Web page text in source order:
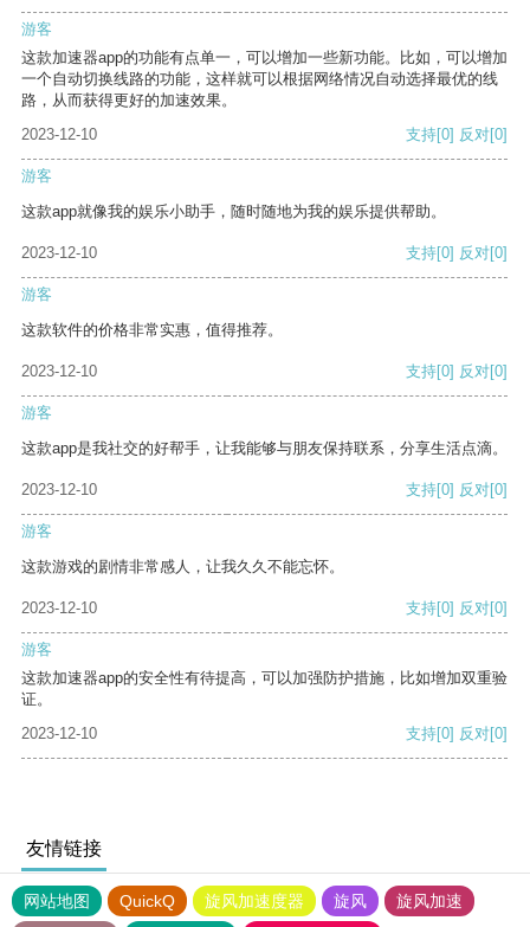
游客
这款加速器app的功能有点单一，可以增加一些新功能。比如，可以增加
一个自动切换线路的功能，这样就可以根据网络情况自动选择最优的线
路，从而获得更好的加速效果。
2023-12-10
支持[0] 反对[0]
游客
这款app就像我的娱乐小助手，随时随地为我的娱乐提供帮助。
2023-12-10 支持[0] 反对[0]
游客
这款软件的价格非常实惠，值得推荐。
2023-12-10 支持[0] 反对[0]
游客
这款app是我社交的好帮手，让我能够与朋友保持联系，分享生活点滴。
2023-12-10 支持[0] 反对[0]
游客
这款游戏的剧情非常感人，让我久久不能忘怀。
2023-12-10 支持[0] 反对[0]
游客
这款加速器app的安全性有待提高，可以加强防护措施，比如增加双重验
证。
2023-12-10
支持[0] 反对[0]
友情链接
网站地图 QuickQ 旋风加速度器 旋风 旋风加速